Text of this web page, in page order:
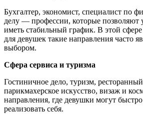
Бухгалтер, экономист, специалист по
делу — профессии, которые позволяют
иметь стабильный график. В этой
для девушек такие направления часто
выбором.
Сфера сервиса и туризма
Гостиничное дело, туризм,
парикмахерское искусство, визаж и
направления, где девушки могут
реализовать себя.